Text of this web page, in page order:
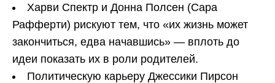
Харви Спектр и Донна Полсен (Сара
Рафферти) рискуют тем, что «их жизнь может
закончиться, едва начавшись» — вплоть до
идеи показать их в роли родителей.
Политическую карьеру Джессики Пирсон